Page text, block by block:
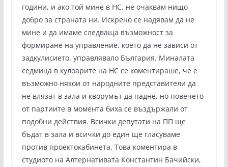
години, и ако той мине в НС, не очаквам нищо
добро за страната ни. Искрено се надявам да не
мине и да имаме следваща възможност за
формиране на управление, което да не зависи от
задкулисието, управлявало България. Миналата
седмица в кулоарите на НС се коментираше, че е
възможно някои от народните представители да
не влязат в зала и кворумът да падне, но повечето
от партиите в момента биха се въздържали от
подобни действия. Всички депутати на ПП ще
бъдат в зала и всички до един ще гласуваме
против проектокабинета. Това коментира в
студиото на Алтернативата Константин Бачийски,